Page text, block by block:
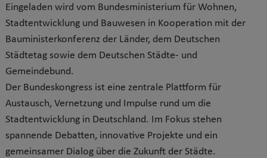
Eingeladen wird vom Bundesministerium für Wohnen,
Stadtentwicklung und Bauwesen in Kooperation mit der
Bauministerkonferenz der Länder, dem Deutschen
Städtetag sowie dem Deutschen Städte- und
Gemeindebund.
Der Bundeskongress ist eine zentrale Plattform für
Austausch, Vernetzung und Impulse rund um die
Stadtentwicklung in Deutschland. Im Fokus stehen
spannende Debatten, innovative Projekte und ein
gemeinsamer Dialog über die Zukunft der Städte.